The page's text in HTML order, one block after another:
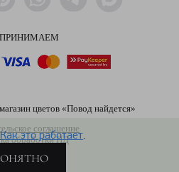
Как это работает.
цветов «Повод найдется»
соглашение
обработки ПД